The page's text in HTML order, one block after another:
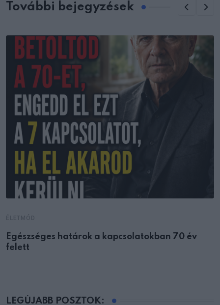
További bejegyzések
Egészséges határok a kapcsolatokban 70 év
felett
LEGÚJABB POSZTOK: